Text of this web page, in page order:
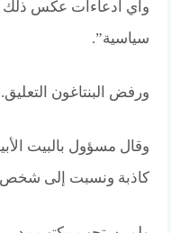
وأي ادعاءات عكس ذلك
سياسية”.
ورفض البنتاغون التعليق.
وقال مسؤول بالبيت
كاذبة ونسبت إلى شخص